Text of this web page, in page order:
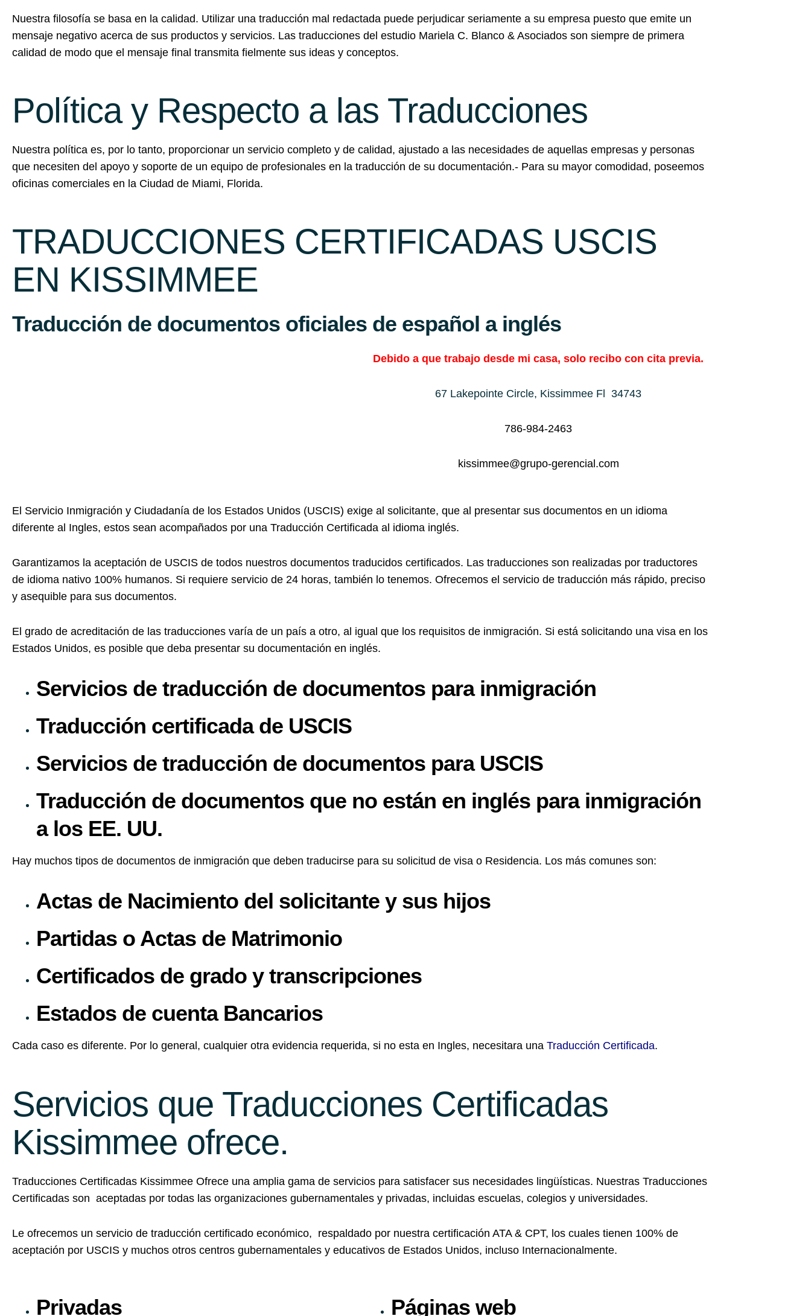
Nuestra filosofía se basa en la calidad. Utilizar una traducción mal redactada puede perjudicar seriamente a su empresa puesto que emite un
mensaje negativo acerca de sus productos y servicios. Las traducciones del estudio Mariela C. Blanco & Asociados son siempre de primera
calidad de modo que el mensaje final transmita fielmente sus ideas y conceptos.
Política y Respecto a las Traducciones
Nuestra política es, por lo tanto, proporcionar un servicio completo y de calidad, ajustado a las necesidades de aquellas empresas y personas
que necesiten del apoyo y soporte de un equipo de profesionales en la traducción de su documentación.- Para su mayor comodidad, poseemos
oficinas comerciales en la Ciudad de Miami, Florida.
TRADUCCIONES CERTIFICADAS USCIS
EN KISSIMMEE
Traducción de documentos oficiales de español a inglés
Debido a que trabajo desde mi casa, solo recibo con cita previa.
67 Lakepointe Circle, Kissimmee Fl 34743
786-984-2463
kissimmee@grupo-gerencial.com
El Servicio Inmigración y Ciudadanía de los Estados Unidos (USCIS) exige al solicitante, que al presentar sus documentos en un idioma
diferente al Ingles, estos sean acompañados por una Traducción Certificada al idioma inglés.
Garantizamos la aceptación de USCIS de todos nuestros documentos traducidos certificados. Las traducciones son realizadas por traductores
de idioma nativo 100% humanos. Si requiere servicio de 24 horas, también lo tenemos. Ofrecemos el servicio de traducción más rápido, preciso
y asequible para sus documentos.
El grado de acreditación de las traducciones varía de un país a otro, al igual que los requisitos de inmigración. Si está solicitando una visa en los
Estados Unidos, es posible que deba presentar su documentación en inglés.
Servicios de traducción de documentos para inmigración
Traducción certificada de USCIS
Servicios de traducción de documentos para USCIS
Traducción de documentos que no están en inglés para inmigración
a los EE. UU.
Hay muchos tipos de documentos de inmigración que deben traducirse para su solicitud de visa o Residencia. Los más comunes son:
Actas de Nacimiento del solicitante y sus hijos
Partidas o Actas de Matrimonio
Certificados de grado y transcripciones
Estados de cuenta Bancarios
Cada caso es diferente. Por lo general, cualquier otra evidencia requerida, si no esta en Ingles, necesitara una Traducción Certificada.
Servicios que Traducciones Certificadas
Kissimmee ofrece.
Traducciones Certificadas Kissimmee Ofrece una amplia gama de servicios para satisfacer sus necesidades lingüísticas. Nuestras Traducciones
Certificadas son aceptadas por todas las organizaciones gubernamentales y privadas, incluidas escuelas, colegios y universidades.
Le ofrecemos un servicio de traducción certificado económico, respaldado por nuestra certificación ATA & CPT, los cuales tienen 100% de
aceptación por USCIS y muchos otros centros gubernamentales y educativos de Estados Unidos, incluso Internacionalmente.
Privadas Páginas web